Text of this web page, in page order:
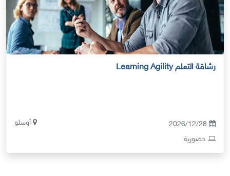
رشاقة التعلم Learning Agility
أوسلو
حضورية